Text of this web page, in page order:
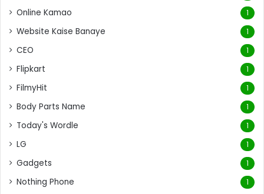
Online Kamao 1
Website Kaise Banaye 1
CEO 1
Flipkart 1
FilmyHit 1
Body Parts Name 1
Today's Wordle 1
LG 1
Gadgets 1
Nothing Phone 1